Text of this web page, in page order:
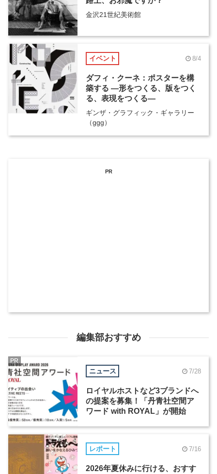
金沢21世紀美術館
イベント 8/4
ダフィ・クーネ：ポスターを構
築する ―形をつくる、版をつく
る、表現をつくる―
ギンザ・グラフィック・ギャラリー
（ggg）
PR
編集部おすすめ
ニュース 7/28
ロイヤルホストなど3ブランドへ
の提案を募集！「丹青社空間ア
ワード with ROYAL」が開始
PR
レポート 7/16
2026年夏休みに行ける、おすす